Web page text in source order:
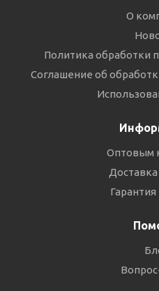
О
Политика обработки
Соглашение об
Оптовым